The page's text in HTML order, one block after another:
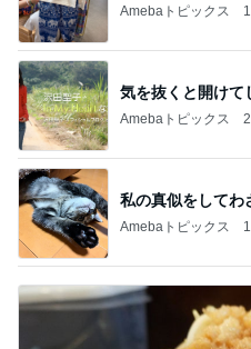
Amebaトピックス
気を抜くと開けて
Amebaトピックス
私の真似をしてわ
Amebaトピックス